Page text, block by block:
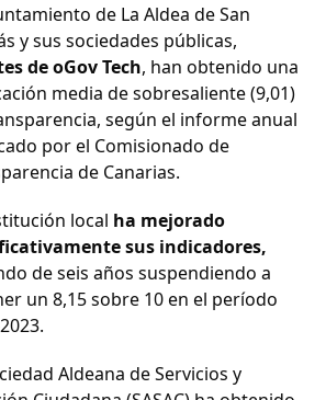
de La Aldea de San
y sus sociedades públicas,
de oGov Tech, han obtenido una
media de sobresaliente (9,01)
según el informe anual
por el Comisionado de
de Canarias.
local ha mejorado
sus indicadores,
de seis años suspendiendo a
un 8,15 sobre 10 en el período
Aldeana de Servicios y